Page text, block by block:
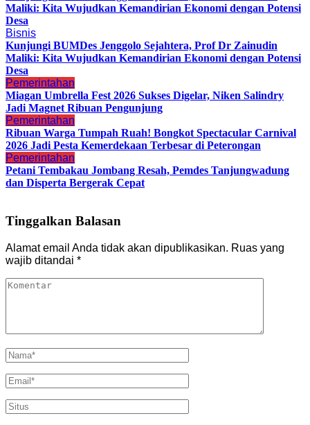
Maliki: Kita Wujudkan Kemandirian Ekonomi dengan Potensi
Desa
Bisnis
Kunjungi BUMDes Jenggolo Sejahtera, Prof Dr Zainudin
Maliki: Kita Wujudkan Kemandirian Ekonomi dengan Potensi
Desa
Pemerintahan
Miagan Umbrella Fest 2026 Sukses Digelar, Niken Salindry
Jadi Magnet Ribuan Pengunjung
Pemerintahan
Ribuan Warga Tumpah Ruah! Bongkot Spectacular Carnival
2026 Jadi Pesta Kemerdekaan Terbesar di Peterongan
Pemerintahan
Petani Tembakau Jombang Resah, Pemdes Tanjungwadung
dan Disperta Bergerak Cepat
Tinggalkan Balasan
Alamat email Anda tidak akan dipublikasikan. Ruas yang
wajib ditandai *